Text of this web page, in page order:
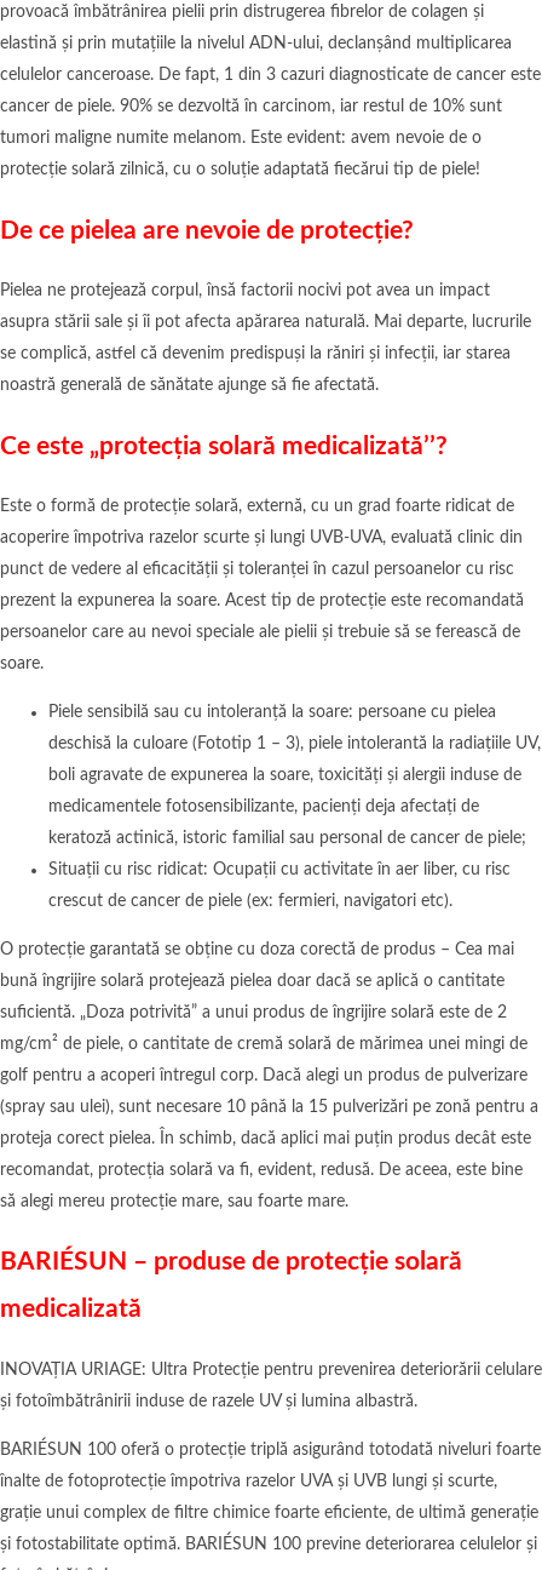
provoacă îmbătrânirea pielii prin distrugerea fibrelor de colagen și
elastină și prin mutațiile la nivelul ADN-ului, declanșând multiplicarea
celulelor canceroase. De fapt, 1 din 3 cazuri diagnosticate de cancer este
cancer de piele. 90% se dezvoltă în carcinom, iar restul de 10% sunt
tumori maligne numite melanom. Este evident: avem nevoie de o
protecție solară zilnică, cu o soluție adaptată fiecărui tip de piele!
De ce pielea are nevoie de protecție?
Pielea ne protejează corpul, însă factorii nocivi pot avea un impact
asupra stării sale și îi pot afecta apărarea naturală. Mai departe, lucrurile
se complică, astfel că devenim predispuși la răniri și infecții, iar starea
noastră generală de sănătate ajunge să fie afectată.
Ce este „protecția solară medicalizată’’?
Este o formă de protecție solară, externă, cu un grad foarte ridicat de
acoperire împotriva razelor scurte și lungi UVB-UVA, evaluată clinic din
punct de vedere al eficacității și toleranței în cazul persoanelor cu risc
prezent la expunerea la soare. Acest tip de protecție este recomandată
persoanelor care au nevoi speciale ale pielii și trebuie să se ferească de
soare.
Piele sensibilă sau cu intoleranță la soare: persoane cu pielea
deschisă la culoare (Fototip 1 – 3), piele intolerantă la radiațiile UV,
boli agravate de expunerea la soare, toxicități și alergii induse de
medicamentele fotosensibilizante, pacienți deja afectați de
keratoză actinică, istoric familial sau personal de cancer de piele;
Situații cu risc ridicat: Ocupații cu activitate în aer liber, cu risc
crescut de cancer de piele (ex: fermieri, navigatori etc).
O protecție garantată se obține cu doza corectă de produs – Cea mai
bună îngrijire solară protejează pielea doar dacă se aplică o cantitate
suficientă. „Doza potrivită” a unui produs de îngrijire solară este de 2
mg/cm² de piele, o cantitate de cremă solară de mărimea unei mingi de
golf pentru a acoperi întregul corp. Dacă alegi un produs de pulverizare
(spray sau ulei), sunt necesare 10 până la 15 pulverizări pe zonă pentru a
proteja corect pielea. În schimb, dacă aplici mai puțin produs decât este
recomandat, protecția solară va fi, evident, redusă. De aceea, este bine
să alegi mereu protecție mare, sau foarte mare.
BARIÉSUN – produse de protecție solară
medicalizată
INOVAȚIA URIAGE: Ultra Protecție pentru prevenirea deteriorării celulare
și fotoîmbătrânirii induse de razele UV și lumina albastră.
BARIÉSUN 100 oferă o protecție triplă asigurând totodată niveluri foarte
înalte de fotoprotecție împotriva razelor UVA și UVB lungi și scurte,
grație unui complex de filtre chimice foarte eficiente, de ultimă generație
și fotostabilitate optimă. BARIÉSUN 100 previne deteriorarea celulelor și